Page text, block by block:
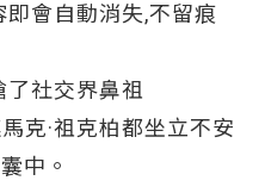
會自動消失,不留痕
社交界鼻祖
克·祖克柏都坐立不安
中。